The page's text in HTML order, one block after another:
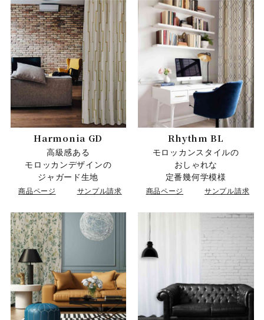
Harmonia GD
高級感ある
モロッカンデザインの
ジャガード生地
商品ページ サンプル請求
Rhythm BL
モロッカンスタイルの
おしゃれな
定番幾何学模様
商品ページ サンプル請求